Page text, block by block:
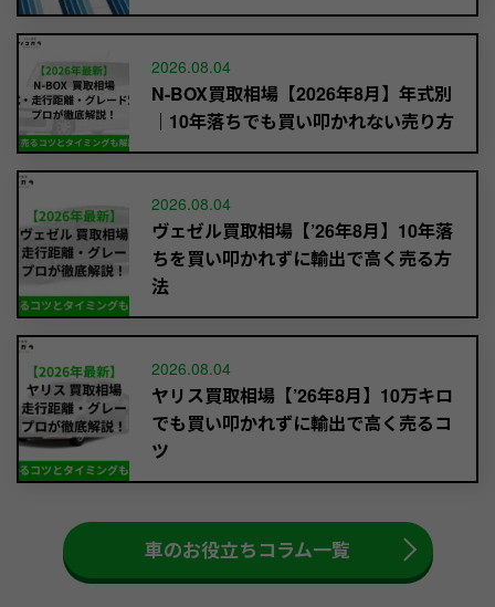
2026.08.04
N-BOX買取相場【2026年8月】年式別
｜10年落ちでも買い叩かれない売り方
2026.08.04
ヴェゼル買取相場【’26年8月】10年落
ちを買い叩かれずに輸出で高く売る方
法
2026.08.04
ヤリス買取相場【’26年8月】10万キロ
でも買い叩かれずに輸出で高く売るコ
ツ
車のお役立ちコラム一覧